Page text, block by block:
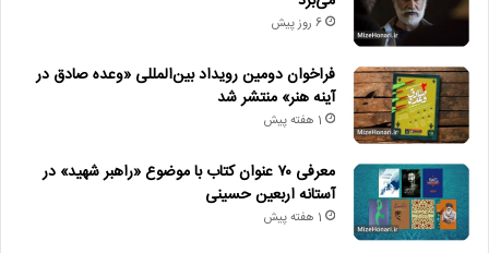
6 روز پیش
فراخوان دومین رویداد بین‌المللی «وعده صادق در
آینه هنر» منتشر شد
1 هفته پیش
معرفی ۷۰ عنوان کتاب با موضوع «راهبر شهید» در
آستانه اربعین حسینی
1 هفته پیش